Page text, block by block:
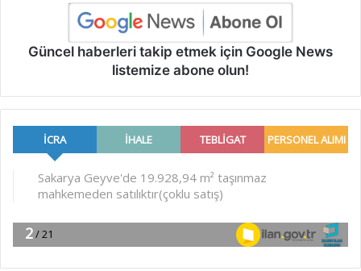
Güncel haberleri takip etmek için Google News
listemize abone olun!